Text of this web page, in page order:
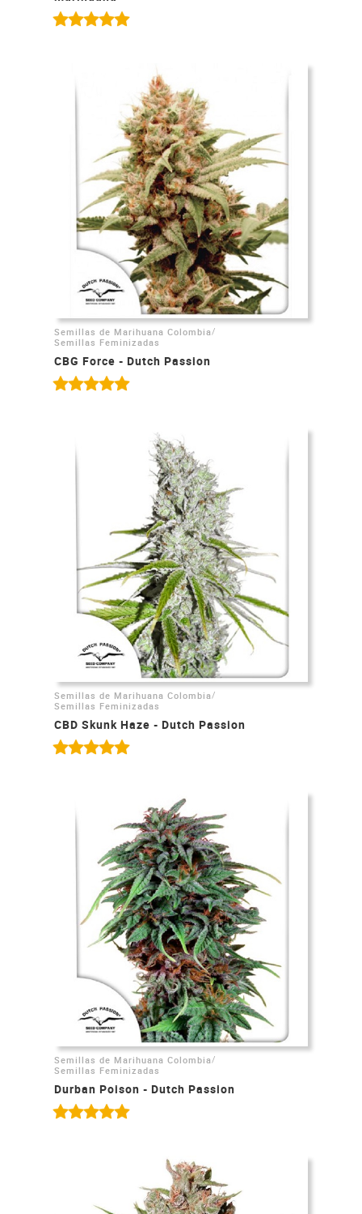
Semillas de Marihuana Colombia /
Semillas Feminizadas
CBG Force - Dutch Passion
Semillas de Marihuana Colombia/
Semillas Feminizadas
CBD Skunk Haze - Dutch Passion
Semillas de Marihuana Colombia /
Semillas Feminizadas
Durban Poison - Dutch Passion